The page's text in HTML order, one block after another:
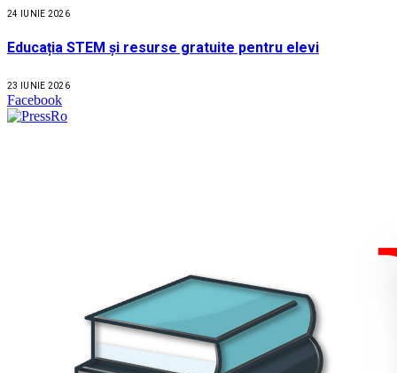
24 IUNIE 2026
Educația STEM și resurse gratuite pentru elevi
23 IUNIE 2026
Facebook